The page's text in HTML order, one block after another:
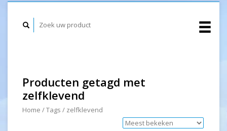
Producten getagd met
zelfklevend
Home /Tags / zelfklevend